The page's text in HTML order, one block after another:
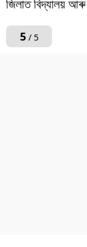
জিলাত বিদ্যালয় আৰু
5/ 5